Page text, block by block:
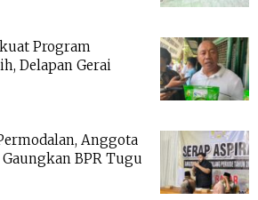
Program
Delapan Gerai
Anggota
BPR Tugu